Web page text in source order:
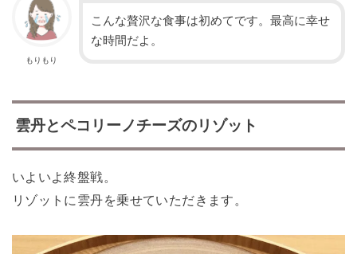
もりもり
こんな贅沢な食事は初めてです。最高に幸せ
な時間だよ。
雲丹とペコリーノチーズのリゾット
いよいよ終盤戦。
リゾットに雲丹を乗せていただきます。